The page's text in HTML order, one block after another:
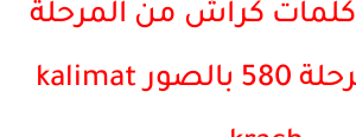
كراش من المرحلة
576 إلى المرحلة 580 بالصور kalimat